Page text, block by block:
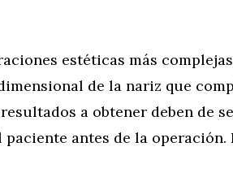
estéticas más
de la nariz que
a obtener deben de
antes de la operación.